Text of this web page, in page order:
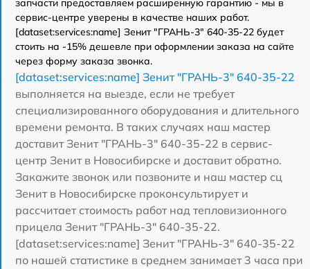
запчасти предоставляем расширенную гарантию - мы в
сервис-центре уверены в качестве наших работ.
[dataset:services:name] Зенит "ГРАНЬ-3" 640-35-22 будет
стоить на -15% дешевле при оформлении заказа на сайте
через форму заказа звонка.
[dataset:services:name] Зенит "ГРАНЬ-3" 640-35-22
выполняется на выезде, если не требует
специализированного оборудования и длительного
времени ремонта. В таких случаях наш мастер
доставит Зенит "ГРАНЬ-3" 640-35-22 в сервис-
центр Зенит в Новосибирске и доставит обратно.
Закажите звонок или позвоните и наш мастер сц
Зенит в Новосибирске проконсультирует и
рассчитает стоимость работ над тепловизионного
прицела Зенит "ГРАНЬ-3" 640-35-22.
[dataset:services:name] Зенит "ГРАНЬ-3" 640-35-22
по нашей статистике в среднем занимает 3 часа при